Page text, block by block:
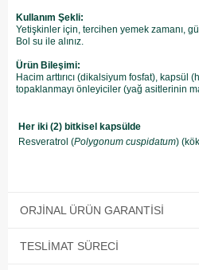
Kullanım Şekli:
Yetişkinler için, tercihen yemek zamanı,
Bol su ile alınız.
Ürün Bileşimi:
Hacim arttırıcı (dikalsiyum fosfat), kapsül
topaklanmayı önleyiciler (yağ asitlerinin
Her iki (2) bitkisel kapsülde
Resveratrol (Polygonum cuspidatum)
ORJINAL ÜRÜN GARANTISI
TESLIMAT SÜRECI